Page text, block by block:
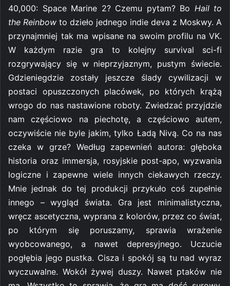
40,000: Space Marine 2? Czemu pytam? Bo Hail to
the Reinbow to dzieło jednego indie deva z Moskwy. A
przynajmniej tak ma wpisane na swoim profilu na VK.
W każdym razie gra to kolejny survival sci-fi
rozgrywający się w nieprzyjaznym, pustym świecie.
Gdzieniegdzie zostały jeszcze ślady cywilizacji w
postaci opuszczonych placówek, po których krążą
wrogo do nas nastawione roboty. Zwiedzać przyjdzie
nam częściowo na piechotę, a częściowo autem,
oczywiście nie byle jakim, tylko Ładą Nivą. Co na nas
czeka w grze? Według zapewnień autora: głęboka
historia oraz immersja, rosyjskie post-apo, wyzwania
logiczne i zapewne wiele innych ciekawych rzeczy.
Mnie jednak do tej produkcji przykuło coś zupełnie
innego – wygląd świata. Gra jest minimalistyczna,
wręcz ascetyczna, wyprana z kolorów, przez co świat,
po którym się poruszamy, sprawia wrażenie
wyobcowanego, a nawet depresyjnego. Uczucie
pogłębia jego pustka. Cisza i spokój są tu nad wyraz
wyczuwalne. Wokół żywej duszy. Nawet ptaków nie